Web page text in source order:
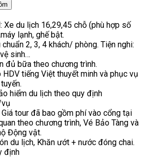
Xe du lịch 16,29,45 chỗ (phù hợp số
lạnh, ghế bật.
chuẩn 2, 3, 4 khách/ phòng. Tiện nghi:
sinh…
đủ bữa theo chương trình.
HDV tiếng Việt thuyết minh và phục vụ
hiểm du lịch theo quy định
Giá tour đã bao gồm phí vào cổng tại
theo chương trình, Vé Bảo Tàng và
Động vật.
du lịch, Khăn ướt + nước đóng chai.
định